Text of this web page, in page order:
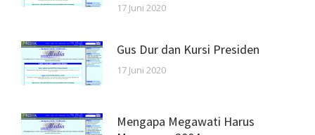
17 Juni 2020
Gus Dur dan Kursi Presiden
17 Juni 2020
Mengapa Megawati Harus